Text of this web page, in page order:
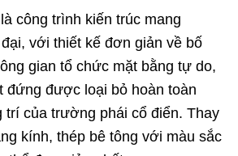
công trình kiến trúc mang
với thiết kế đơn giản về bố
gian tổ chức mặt bằng tự do,
đứng được loại bỏ hoàn toàn
trí của trường phái cổ điển. Thay
kính, thép bê tông với màu sắc